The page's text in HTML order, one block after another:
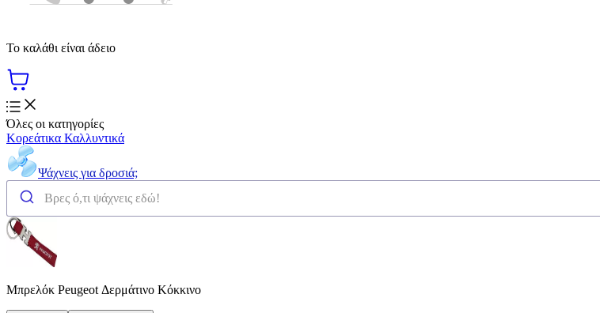
Το καλάθι είναι άδειο
Όλες οι κατηγορίες
Κορεάτικα Καλλυντικά
Ψάχνεις για δροσιά;
Μπρελόκ Peugeot Δερμάτινο Κόκκινο